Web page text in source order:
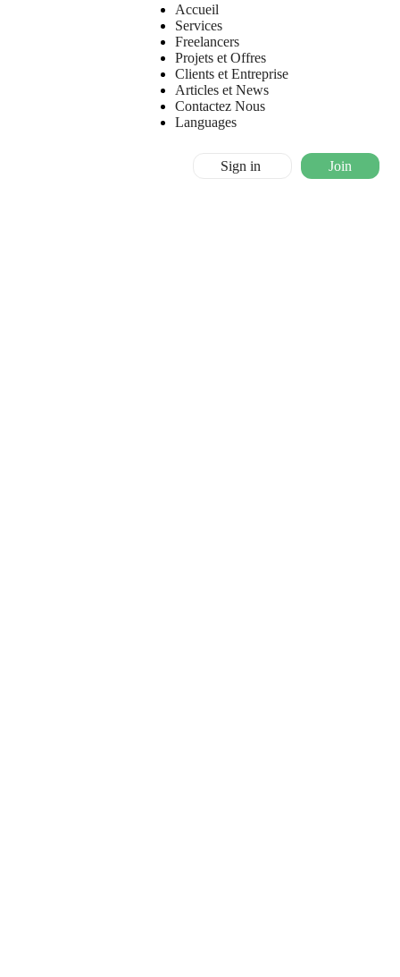
Accueil
Services
Freelancers
Projets et Offres
Clients et Entreprise
Articles et News
Contactez Nous
Languages
Sign in Join